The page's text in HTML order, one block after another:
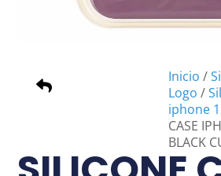
Inicio /
Logo /
iphone
CASE
BLACK